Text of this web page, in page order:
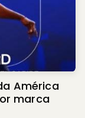
América
marca